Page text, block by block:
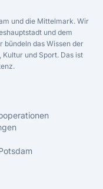
und die Mittelmark. Wir
und dem
bündeln das Wissen der
und Sport. Das ist